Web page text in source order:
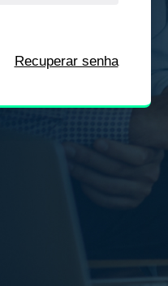
Recuperar senha